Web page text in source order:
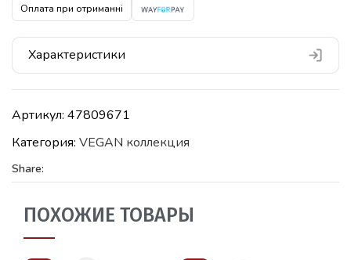
Оплата при отриманні
Характеристики
Артикул: 47809671
Категория: VEGAN коллекция
Share:
ПОХОЖИЕ ТОВАРЫ